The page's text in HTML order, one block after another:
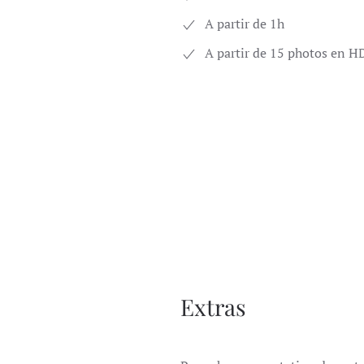
A partir de 1h
A partir de 15 photos en
Extras